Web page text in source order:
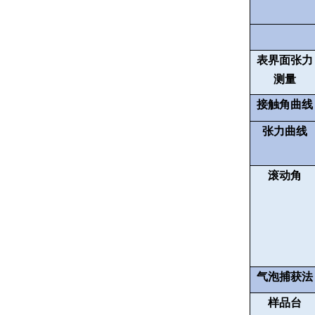
表界面张力
测量
接触角曲线
张力曲线
滚动角
气泡捕获法
样品台